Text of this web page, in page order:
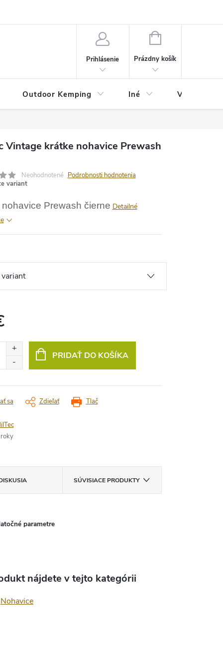
Prihlásenie
NÁKUPNÝ
Prázdny košík
Outdoor Kemping Iné Veľkostná
Vintage krátke nohavice Prewash
Neohodnotené Podrobnosti hodnotenia
variant
Prewash čierne Detailné
PRIDAŤ DO KOŠÍKA
Tlač
sa Zdieľať
SÚVISIACE PRODUKTY
parametre
nájdete v tejto kategórii
Nohavice